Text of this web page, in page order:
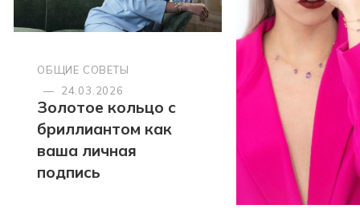
ОБЩИЕ СОВЕТЫ
—
24.03.2026
Золотое кольцо с
бриллиантом как
ваша личная
подпись